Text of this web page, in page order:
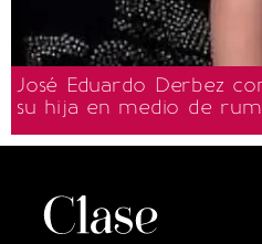
José Eduardo Derbez
su hija en medio de